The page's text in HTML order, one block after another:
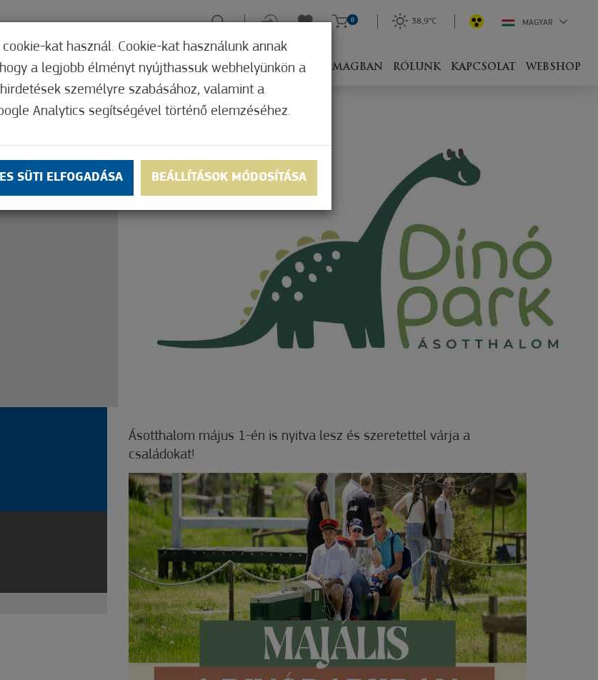
ZÖLD FÓKUSZ GYÓGYHELY MERRE, MIVEL CSOMAGBAN RÓLUNK KAPCSOLAT WEBSHOP
0 38,9°C MAGYAR
Ásotthalom május 1-én is nyitva lesz és szeretettel várja a
családokat!
kat használ. Cookie-kat használunk annak
a legjobb élményt nyújthassuk webhelyünkön a
személyre szabásához, valamint a
Analytics segítségével történő elemzéséhez.
SÜTI ELFOGADÁSA BEÁLLÍTÁSOK MÓDOSÍTÁSA